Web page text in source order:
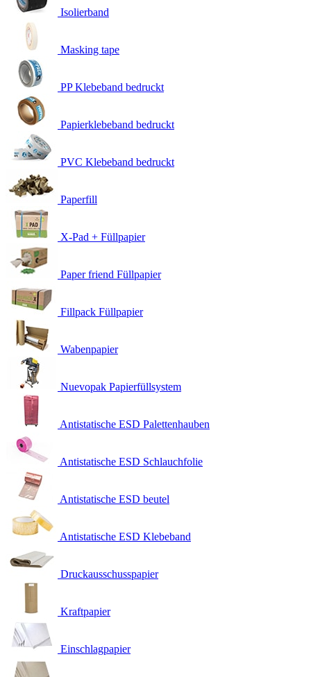
Isolierband
Masking tape
PP Klebeband bedruckt
Papierklebeband bedruckt
PVC Klebeband bedruckt
Paperfill
X-Pad + Füllpapier
Paper friend Füllpapier
Fillpack Füllpapier
Wabenpapier
Nuevopak Papierfüllsystem
Antistatische ESD Palettenhauben
Antistatische ESD Schlauchfolie
Antistatische ESD beutel
Antistatische ESD Klebeband
Druckausschusspapier
Kraftpapier
Einschlagpapier